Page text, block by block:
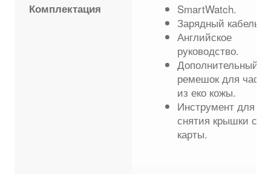
Комплектация
SmartWatch.
Зарядный кабель.
Английское
руководство.
Дополнительный
ремешок для часов
из еко кожы.
Инструмент для
снятия крышки сим
карты.